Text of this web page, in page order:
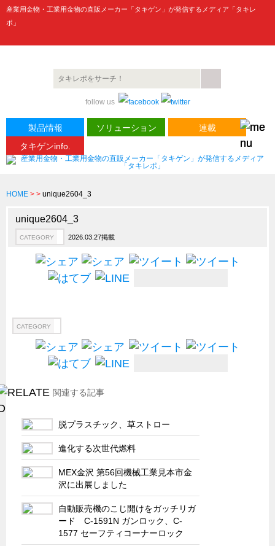
CATEGORY 製品情報
新製品ロケットニュース
ピックアップ製品
製品開発秘話
モニターアーム
CATEGORY ソリューション
SDGs配慮・脱炭素
省力化製品
医療・福祉・介護関連
二次電池関連
EV・PHEV充電器関連
再生可能エネルギー
農業関連
半導体製造装置関連
共同溝・無電柱化関連
産業用金物・工業用金物の直販メーカー「タキゲン」が発信するメディア「タキレ
ポ」
follow us
製品情報 ソリューション
連載
タキゲンinfo.
HOME > > unique2604_3
unique2604_3
CATEGORY 2026.03.27掲載
CATEGORY
関連する記事
脱プラスチック、草ストロー
進化する次世代燃料
MEX金沢 第56回機械工業見本市金
沢に出展しました
自動販売機のこじ開けをガッチリガ
ード C-1591N ガンロック、C-
1577 セーフティコーナーロック